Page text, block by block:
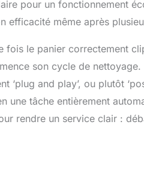
placé même dans un petit coin.
pour un fonctionnement
efficacité même après
le panier correctement
son cycle de
and play’, ou plutôt
une tâche entièrement
rendre un service clair :